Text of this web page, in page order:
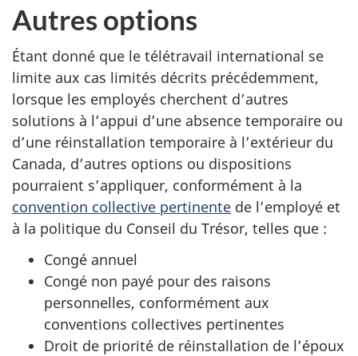
Autres options
Étant donné que le télétravail international se
limite aux cas limités décrits précédemment,
lorsque les employés cherchent d’autres
solutions à l’appui d’une absence temporaire ou
d’une réinstallation temporaire à l’extérieur du
Canada, d’autres options ou dispositions
pourraient s’appliquer, conformément à la
convention collective pertinente de l’employé et
à la politique du Conseil du Trésor, telles que :
Congé annuel
Congé non payé pour des raisons
personnelles, conformément aux
conventions collectives pertinentes
Droit de priorité de réinstallation de l’époux